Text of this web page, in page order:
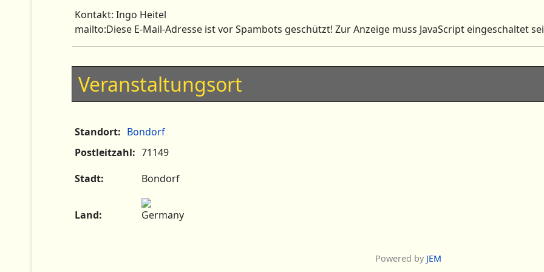
Kontakt: Ingo Heitel
mailto:Diese E-Mail-Adresse ist vor Spambots geschützt! Zur Anzeige muss JavaScript eingeschaltet
Veranstaltungsort
Standort: Bondorf
Postleitzahl: 71149
Stadt:
Bondorf
Land:
Powered by JEM